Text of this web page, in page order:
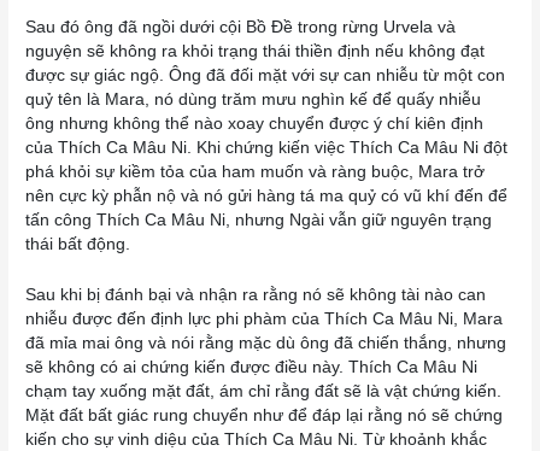
Sau đó ông đã ngồi dưới cội Bồ Đề trong rừng Urvela và
nguyện sẽ không ra khỏi trạng thái thiền định nếu không đạt
được sự giác ngộ. Ông đã đối mặt với sự can nhiễu từ một con
quỷ tên là Mara, nó dùng trăm mưu nghìn kế để quấy nhiễu
ông nhưng không thể nào xoay chuyển được ý chí kiên định
của Thích Ca Mâu Ni. Khi chứng kiến việc Thích Ca Mâu Ni đột
phá khỏi sự kiềm tỏa của ham muốn và ràng buộc, Mara trở
nên cực kỳ phẫn nộ và nó gửi hàng tá ma quỷ có vũ khí đến để
tấn công Thích Ca Mâu Ni, nhưng Ngài vẫn giữ nguyên trạng
thái bất động.
Sau khi bị đánh bại và nhận ra rằng nó sẽ không tài nào can
nhiễu được đến định lực phi phàm của Thích Ca Mâu Ni, Mara
đã mỉa mai ông và nói rằng mặc dù ông đã chiến thắng, nhưng
sẽ không có ai chứng kiến được điều này. Thích Ca Mâu Ni
chạm tay xuống mặt đất, ám chỉ rằng đất sẽ là vật chứng kiến.
Mặt đất bất giác rung chuyển như để đáp lại rằng nó sẽ chứng
kiến cho sự vinh diệu của Thích Ca Mâu Ni. Từ khoảnh khắc